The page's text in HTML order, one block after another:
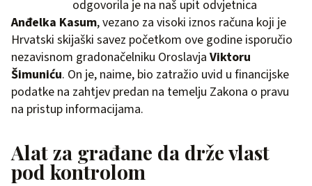
odgovorila je na naš upit odvjetnica
Anđelka Kasum, vezano za visoki iznos računa koji je
Hrvatski skijaški savez početkom ove godine isporučio
nezavisnom gradonačelniku Oroslavja Viktoru
Šimuniću. On je, naime, bio zatražio uvid u financijske
podatke na zahtjev predan na temelju Zakona o pravu
na pristup informacijama.
Alat za građane da drže vlast
pod kontrolom